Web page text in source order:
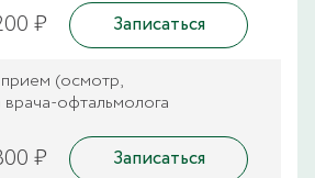
₽ Записаться
(осмотр,
врача-офтальмолога
₽ Записаться